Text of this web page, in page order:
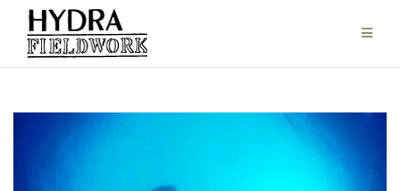
Inhalt
springen